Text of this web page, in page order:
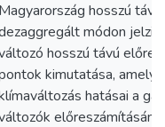
Magyarország hosszú
módon jelzi
hosszú távú
kimutatása,
hatásai a
előreszámításán